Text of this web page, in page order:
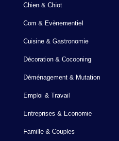
Chien & Chiot
Com & Evènementiel
Cuisine & Gastronomie
Décoration & Cocooning
Déménagement & Mutation
Emploi & Travail
Entreprises & Economie
Famille & Couples